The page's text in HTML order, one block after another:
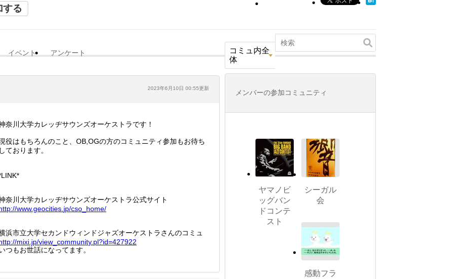
する
イベント アンケート
コミュ内全
体
2023年6月10日 00:55更新
奈川大学カレッヂサウンズオーケストラです！
役はもちろんのこと、OB,OGの方のコミュニティ参加もお待ち
しております。
奈川大学カレッヂサウンズオーケストラ公式サイト
www.geocities. jp/cso_ home/
浜市立大学セカンドウィンドジャズオーケストラさんのコミュ
mixi.jp/view_community.pl?id=427922
つもお世話になってます。
メンバーの参加コミュニティ
ヤマノビ
ッグバン
ドコンテ
スト
シーガル
会
感動フラ